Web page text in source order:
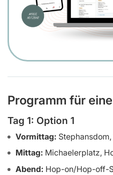
Programm für
Tag 1: Option 1
Vormittag:
Mittag: Michaelerplatz,
Abend: Hop-on/Hop-off-